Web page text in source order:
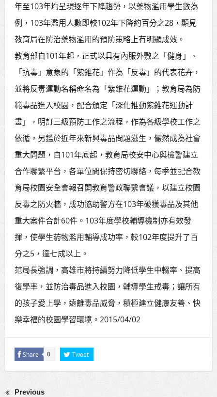
年至103年均呈現逐年下降趨勢，以藥物濫用學生數為
例，103年濫用人數即較102年下降約百分之28，顯見
教育局在防治藥物濫用的預防策略上有明顯成效。
教育部自101年起，正式以具有內服外敷之「健身」、
「抗毒」意象的「紫錐花」作為「反毒」的代表花卉，
並將反毒運動名稱命名為「紫錐花運動」；教育局為防
範毒品進入校園，配合頒定「深化推動紫錐花運動計
畫」，明訂三級預防工作之流程，作為各級學校工作之
依循。另鑑於近年來新興毒品問題滋生，儼然成為社會
重大問題，自101年底起，教育局校安中心與檢警建立
合作聯繫平台，各單位間保持密切聯絡，每季並配合教
育局校園安全會報召開教育警政聯繫會議，以建立校園
反毒之防火牆，成功協助警方在103年破獲毒品及其他
重大案件合計60件。103年度學校輔導機制亦有效發
揮，使學生葯物濫用輔導成功率，較102年度提升了百
分之5，達七成以上。
范局長強調，高雄市將持續努力降低學生中輟率、提高
復學率，並防治毒品進入校園，輔導學生戒毒；讓所有
的孩子愛上學，遠離毒品威脅，積極建立健康友善、快
樂幸福的校園學習環境。2015/04/02
Share 0 Tweet
Previous